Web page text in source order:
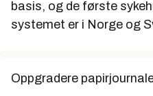
basis, og de første
systemet er i Norge og
Oppgradere